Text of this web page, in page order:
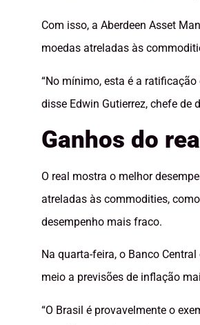
Com isso, a Aberdeen Asset
moedas atreladas às
“No mínimo, esta é a
disse Edwin Gutierrez, chefe de
Ganhos do
O real mostra o melhor
atreladas às commodities,
desempenho mais fraco.
Na quarta-feira, o Banco
meio a previsões de inflação
“O Brasil é provavelmente o